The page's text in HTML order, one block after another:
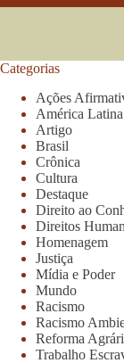
Categorias
Ações
América Latina
Artigo
Brasil
Crônica
Cultura
Destaque
Direito ao
Direitos
Homenagem
Justiça
Mídia e Poder
Mundo
Racismo
Racismo
Reforma
Trabalho